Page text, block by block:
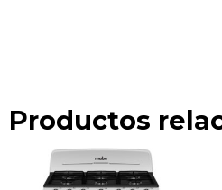
Productos